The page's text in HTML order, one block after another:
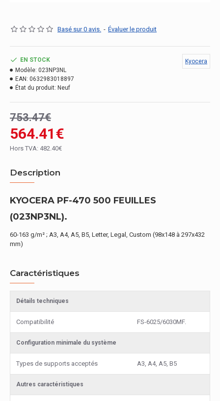
Basé sur 0 avis. - Évaluer le produit
564.41€
753.47€
Hors TVA: 482.40€
EN STOCK
Modèle: 023NP3NL
EAN: 0632983018897
État du produit: Neuf
Kyocera
Description
KYOCERA PF-470 500 FEUILLES
(023NP3NL).
60-163 g/m² ; A3, A4, A5, B5, Letter, Legal, Custom (98x148 à 297x432
mm)
Caractéristiques
Détails techniques
Compatibilité FS-6025/6030MF.
Configuration minimale du système
Types de supports acceptés A3, A4, A5, B5
Autres caractéristiques